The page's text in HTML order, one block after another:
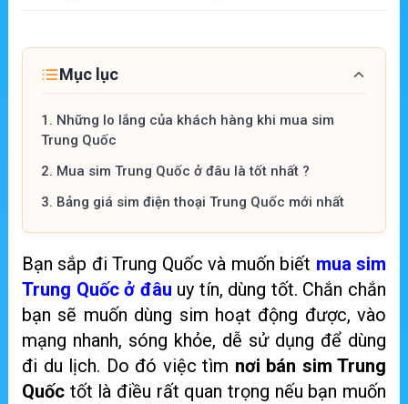
Mục lục
1. Những lo lắng của khách hàng khi mua sim
Trung Quốc
2. Mua sim Trung Quốc ở đâu là tốt nhất ?
3. Bảng giá sim điện thoại Trung Quốc mới nhất
Bạn sắp đi Trung Quốc và muốn biết mua sim
Trung Quốc ở đâu uy tín, dùng tốt. Chắn chắn
bạn sẽ muốn dùng sim hoạt động được, vào
mạng nhanh, sóng khỏe, dễ sử dụng để dùng
đi du lịch. Do đó việc tìm nơi bán sim Trung
Quốc tốt là điều rất quan trọng nếu bạn muốn